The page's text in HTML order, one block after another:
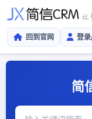
回到官网 登
简